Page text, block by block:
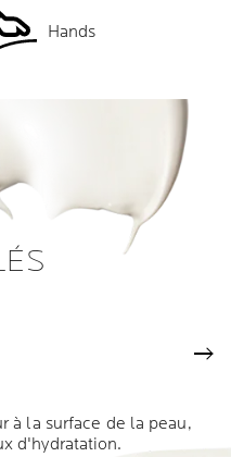
Hands
à la surface de la peau,
d'hydratation.